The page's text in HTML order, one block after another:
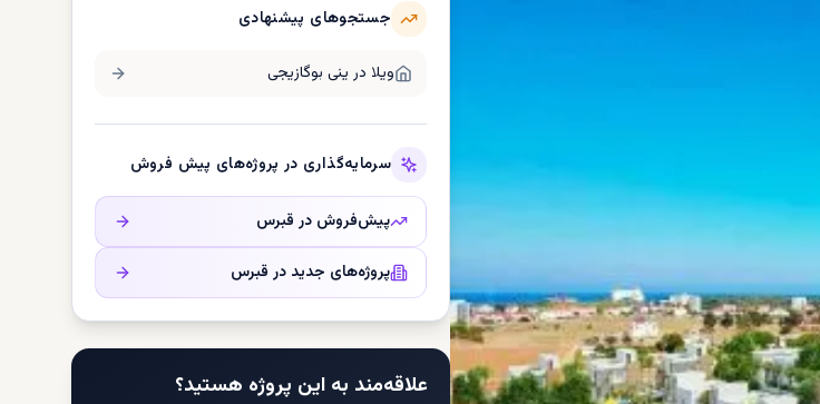
جستجوهای پیشنهادی
ویلا در ینی بوگازیجی
سرمایه‌گذاری در پروژه‌های پیش فروش
پیش‌فروش در قبرس
پروژه‌های جدید در قبرس
علاقه‌مند به این پروژه هستید؟